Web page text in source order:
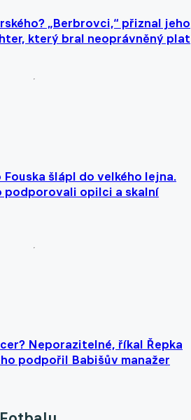
„Berbrovci,“ přiznal jeho
který bral neoprávněný plat
šlápl do velkého lejna.
podporovali opilci a skalní
Neporazitelné, říkal Řepka
podpořil Babišův manažer